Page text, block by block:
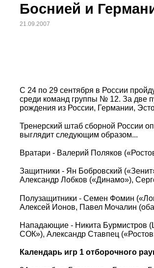
Боснией и
21.09.2007
С 24 по 29 сентября в России
среди команд группы № 12. За две
рождения из России, Германии,
Тренерский штаб сборной России
выглядит следующим образом...
Вратари - Валерий Поляков
Защитники - Ян Бобровский
Александр Лобков («Динамо»),
Полузащитники - Семен Фомин
Алексей Ионов, Павел Мочалин
Нападающие - Никита Бурмистров
СОК»), Александр Ставпец
Календарь игр 1 отборочного